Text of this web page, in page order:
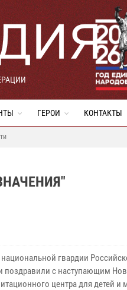
ГЕРОИ КОНТАКТЫ
гвардии
поздравили с наступающим
центра для детей и